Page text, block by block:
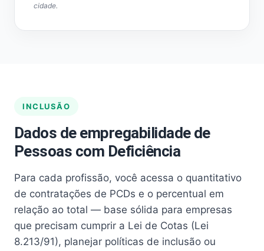
cidade.
INCLUSÃO
Dados de empregabilidade de
Pessoas com Deficiência
Para cada profissão, você acessa o quantitativo
de contratações de PCDs e o percentual em
relação ao total — base sólida para empresas
que precisam cumprir a Lei de Cotas (Lei
8.213/91), planejar políticas de inclusão ou